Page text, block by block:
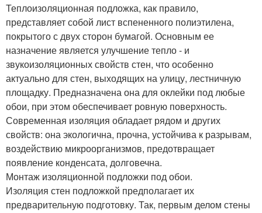
Теплоизоляционная подложка, как правило,
представляет собой лист вспененного полиэтилена,
покрытого с двух сторон бумагой. Основным ее
назначение является улучшение тепло - и
звукоизоляционных свойств стен, что особенно
актуально для стен, выходящих на улицу, лестничную
площадку. Предназначена она для оклейки под любые
обои, при этом обеспечивает ровную поверхность.
Современная изоляция обладает рядом и других
свойств: она экологична, прочна, устойчива к разрывам,
воздействию микроорганизмов, предотвращает
появление конденсата, долговечна.
Монтаж изоляционной подложки под обои.
Изоляция стен подложкой предполагает их
предварительную подготовку. Так, первым делом стены